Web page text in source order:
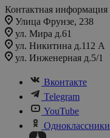
Контактная информация
Улица Фрунзе, 238​
ул. Мира д.61
ул. Никитина д.112 А
ул. Инженерная д.5/1
Вконтакте
Telegram
YouTube
Одноклассники